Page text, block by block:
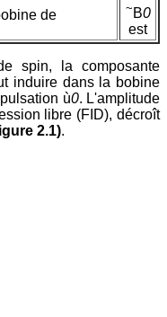
de
~ B0
est
spin, la composante
induire dans la bobine
ù0. L'amplitude
libre (FID), décroît
2.1).